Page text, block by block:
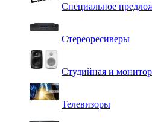
Специальное
Стереоресиверы
Студийная и
Телевизоры